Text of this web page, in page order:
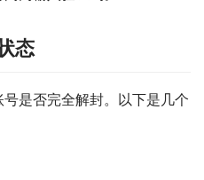
态
是否完全解封。以下是几个